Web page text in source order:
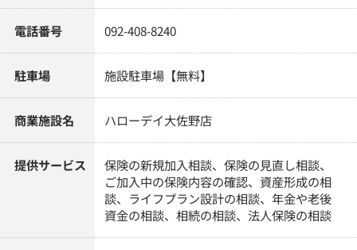
電話番号 092-408-8240
駐車場 施設駐車場【無料】
商業施設名 ハローデイ大佐野店
提供サービス
保険の新規加入相談、保険の見直し相談、
ご加入中の保険内容の確認、資産形成の相
談、ライフプラン設計の相談、年金や老後
資金の相談、相続の相談、法人保険の相談